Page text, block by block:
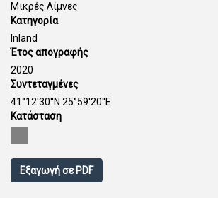
Μικρές Λίμνες
Κατηγορία
Inland
Έτος απογραφής
2020
Συντεταγμένες
41°12'30''N 25°59'20''E
Κατάσταση
Εξαγωγή σε PDF